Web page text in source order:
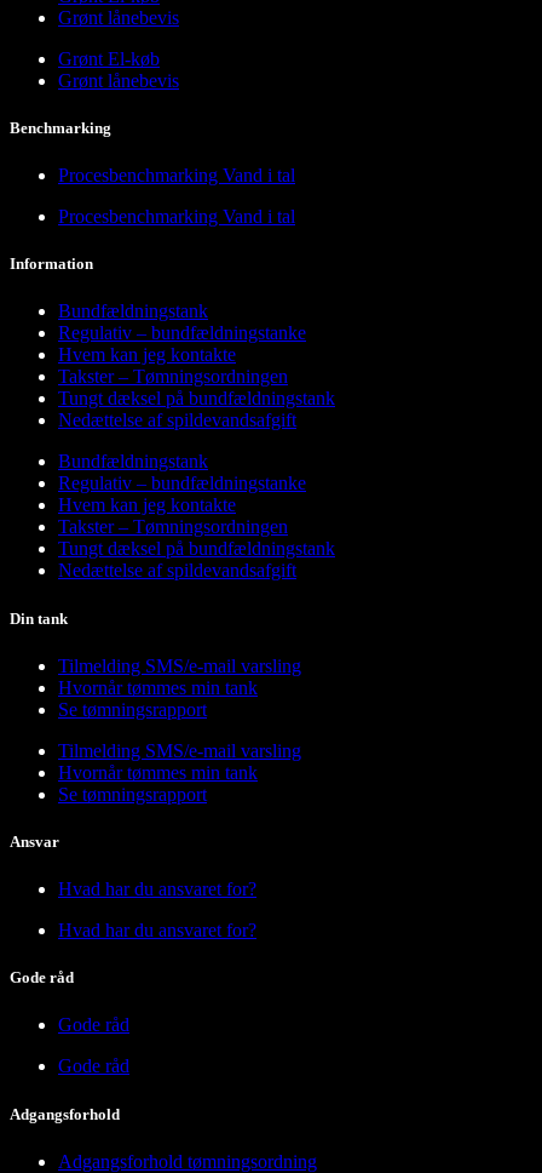
Grønt lånebevis
Grønt El-køb
Grønt lånebevis
Benchmarking
Procesbenchmarking Vand i tal
Procesbenchmarking Vand i tal
Information
Bundfældningstank
Regulativ – bundfældningstanke
Hvem kan jeg kontakte
Takster – Tømningsordningen
Tungt dæksel på bundfældningstank
Nedættelse af spildevandsafgift
Bundfældningstank
Regulativ – bundfældningstanke
Hvem kan jeg kontakte
Takster – Tømningsordningen
Tungt dæksel på bundfældningstank
Nedættelse af spildevandsafgift
Din tank
Tilmelding SMS/e-mail varsling
Hvornår tømmes min tank
Se tømningsrapport
Tilmelding SMS/e-mail varsling
Hvornår tømmes min tank
Se tømningsrapport
Ansvar
Hvad har du ansvaret for?
Hvad har du ansvaret for?
Gode råd
Gode råd
Gode råd
Adgangsforhold
Adgangsforhold tømningsordning